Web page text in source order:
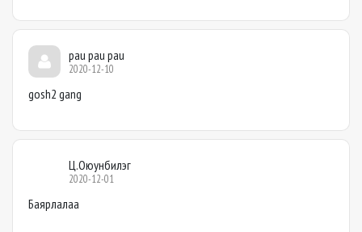
pau pau pau
2020-12-10
gosh2 gang
Ц.Оюунбилэг
2020-12-01
Баярлалаа